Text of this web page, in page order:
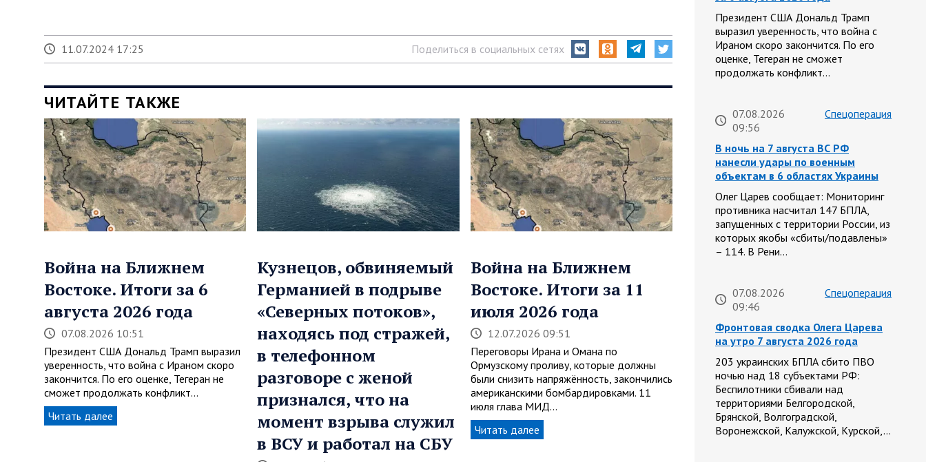
11.07.2024 17:25 Поделиться в социальных сетях
ЧИТАЙТЕ ТАКЖЕ
Война на Ближнем
Востоке. Итоги за 6
августа 2026 года
07.08.2026 10:51
Президент США Дональд Трамп выразил
уверенность, что война с Ираном скоро
закончится. По его оценке, Тегеран не
сможет продолжать конфликт…
Читать далее
Кузнецов, обвиняемый
Германией в подрыве
«Северных потоков»,
находясь под стражей,
в телефонном
разговоре с женой
признался, что на
момент взрыва служил
в ВСУ и работал на СБУ
Война на Ближнем
Востоке. Итоги за 11
июля 2026 года
12.07.2026 09:51
Переговоры Ирана и Омана по
Ормузскому проливу, которые должны
были снизить напряжённость, закончились
американскими бомбардировками. 11
июля глава МИД…
Читать далее
Президент США Дональд Трамп
выразил уверенность, что война с
Ираном скоро закончится. По его
оценке, Тегеран не сможет
продолжать конфликт…
07.08.2026
09:56
Спецоперация
В ночь на 7 августа ВС РФ
нанесли удары по военным
объектам в 6 областях Украины
Олег Царев сообщает: Мониторинг
противника насчитал 147 БПЛА,
запущенных с территории России, из
которых якобы «сбиты/подавлены»
– 114. В Рени…
07.08.2026
09:46
Спецоперация
Фронтовая сводка Олега Царева
на утро 7 августа 2026 года
203 украинских БПЛА сбито ПВО
ночью над 18 субъектами РФ:
Беспилотники сбивали над
территориями Белгородской,
Брянской, Волгоградской,
Воронежской, Калужской, Курской,…